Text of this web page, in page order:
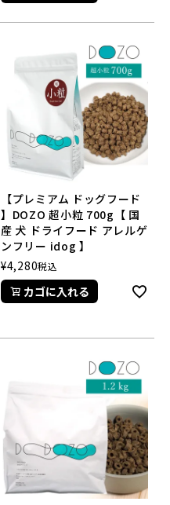
【プレミアム ドッグフード
】DOZO 超小粒 700g【 国
産 犬 ドライフード アレルゲ
ンフリー idog 】
¥4,280税込
カゴに入れる